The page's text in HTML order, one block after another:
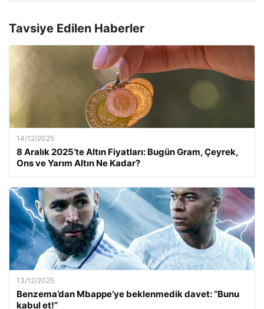
Tavsiye Edilen Haberler
14/12/2025
8 Aralık 2025’te Altın Fiyatları: Bugün Gram, Çeyrek,
Ons ve Yarım Altın Ne Kadar?
13/12/2025
Benzema’dan Mbappe’ye beklenmedik davet: “Bunu
kabul et!”